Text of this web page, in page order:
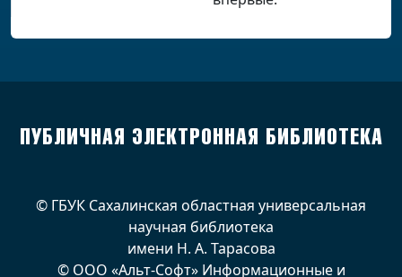
ПУБЛИЧНАЯ ЭЛЕКТРОННАЯ БИБЛИОТЕКА
© ГБУК Сахалинская областная универсальная
научная библиотека
имени Н. А. Тарасова
© ООО «Альт-Софт» Информационные и